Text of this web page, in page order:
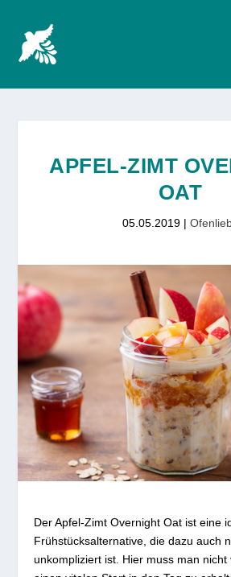
APFEL-ZIMT
OAT
05.05.2019|
Der Apfel-Zimt Overnight Oat ist eine
Frühstücksalternative, die dazu auch
unkompliziert ist. Hier muss man nicht